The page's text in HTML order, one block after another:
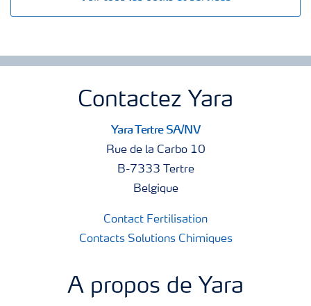
Contactez Yara
Yara Tertre SA/NV
Rue de la Carbo 10
B-7333 Tertre
Belgique
Contact Fertilisation
Contacts Solutions Chimiques
A propos de Yara